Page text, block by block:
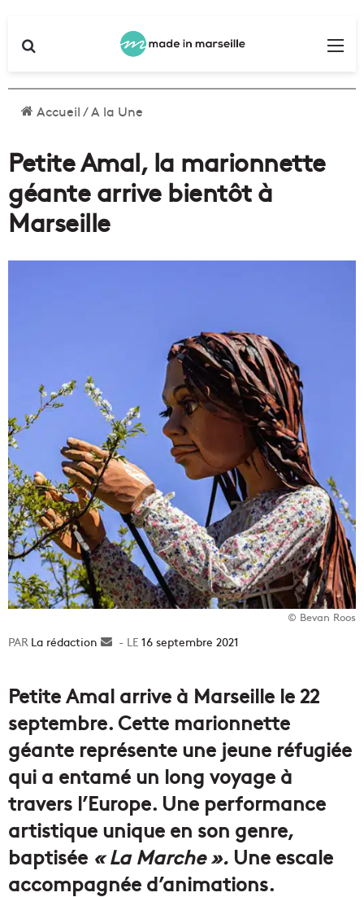
Accueil/A la Une
Petite Amal, la marionnette
géante arrive bientôt à
Marseille
© Bevan Roos
La rédaction
Envoyer16 septembre 2021
Petite Amal arrive à Marseille le 22
septembre. Cette marionnette
géante représente une jeune réfugiée
qui a entamé un long voyage à
travers l’Europe. Une performance
artistique unique en son genre,
baptisée « La Marche ». Une escale
accompagnée d’animations.